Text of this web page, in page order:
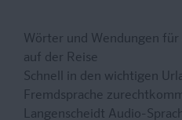
Wörter und Wendungen
auf der Reise
Schnell in den wichtigen
Fremdsprache
Langenscheidt Audio-